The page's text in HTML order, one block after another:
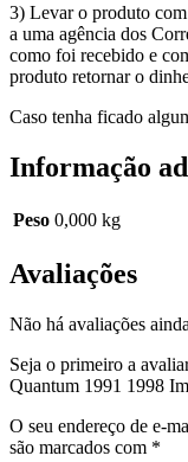
3) Levar o produto
a uma agência dos
como foi recebido e
produto retornar o
Caso tenha ficado
Informação
Peso 0,000 kg
Avaliações
Não há avaliações
Seja o primeiro a
Quantum 1991 1998
O seu endereço de e-
são marcados com *